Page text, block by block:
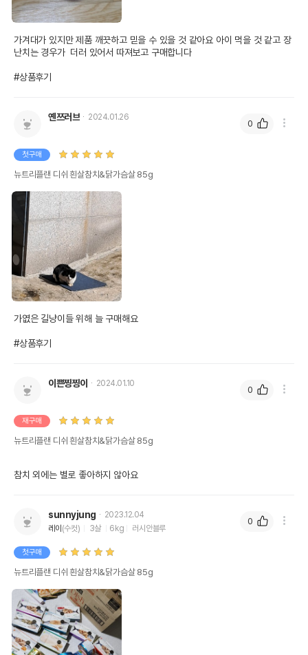
가겨대가 있지만 제품 깨끗하고 믿을 수 있을 것 같아요 아이 먹을 것 같고 장
난치는 경우가  더러 있어서 따져보고 구매합니다
#상품후기
옌쯔러브 2024.01.26
첫구매
뉴트리플랜 디쉬 흰살참치&닭가슴살 85g
가엾은 길냥이들 위해 늘 구매해요
#상품후기
0
이쁜찡찡이 2024.01.10
재구매
뉴트리플랜 디쉬 흰살참치&닭가슴살 85g
참치 외에는 별로 좋아하지 않아요
0
sunnyjung
2023.12.04
레이(수컷) 3살 6kg 러시안블루
첫구매
뉴트리플랜 디쉬 흰살참치&닭가슴살 85g
0